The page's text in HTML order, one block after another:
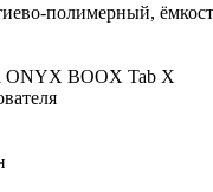
полимерный,
ONYX BOOX Tab X